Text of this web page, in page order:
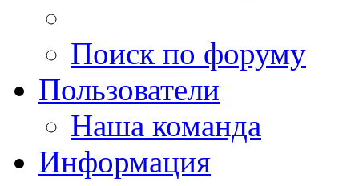
Поиск по форуму
Пользователи
Наша команда
Информация